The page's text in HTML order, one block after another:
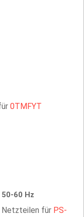
0TMFYT
60 Hz
Netzteilen für PS-